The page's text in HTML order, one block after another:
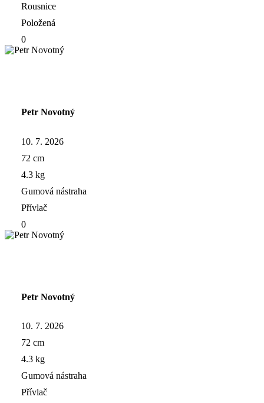
Rousnice
Položená
0
Petr Novotný
10. 7. 2026
72 cm
4.3 kg
Gumová nástraha
Přívlač
0
Petr Novotný
10. 7. 2026
72 cm
4.3 kg
Gumová nástraha
Přívlač